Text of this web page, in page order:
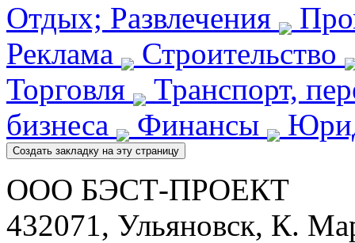
Отдых; Развлечения
Реклама
Строительство
Торговля
Транспорт,
бизнеса
Финансы
ООО БЭСТ-ПРОЕКТ
432071, Ульяновск, К.